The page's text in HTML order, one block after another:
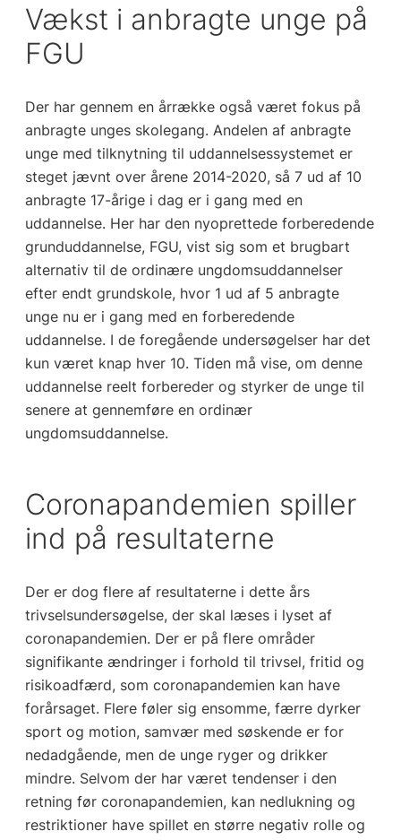
Vækst i anbragte unge på
FGU
Der har gennem en årrække også været fokus på
anbragte unges skolegang. Andelen af anbragte
unge med tilknytning til uddannelsessystemet er
steget jævnt over årene 2014-2020, så 7 ud af 10
anbragte 17-årige i dag er i gang med en
uddannelse. Her har den nyoprettede forberedende
grunduddannelse, FGU, vist sig som et brugbart
alternativ til de ordinære ungdomsuddannelser
efter endt grundskole, hvor 1 ud af 5 anbragte
unge nu er i gang med en forberedende
uddannelse. I de foregående undersøgelser har det
kun været knap hver 10. Tiden må vise, om denne
uddannelse reelt forbereder og styrker de unge til
senere at gennemføre en ordinær
ungdomsuddannelse.
Coronapandemien spiller
ind på resultaterne
Der er dog flere af resultaterne i dette års
trivselsundersøgelse, der skal læses i lyset af
coronapandemien. Der er på flere områder
signifikante ændringer i forhold til trivsel, fritid og
risikoadfærd, som coronapandemien kan have
forårsaget. Flere føler sig ensomme, færre dyrker
sport og motion, samvær med søskende er for
nedadgående, men de unge ryger og drikker
mindre. Selvom der har været tendenser i den
retning før coronapandemien, kan nedlukning og
restriktioner have spillet en større negativ rolle og